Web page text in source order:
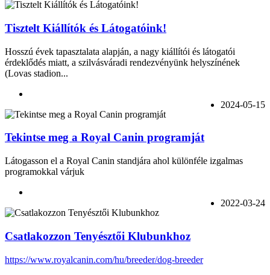
Tisztelt Kiállítók és Látogatóink!
Hosszú évek tapasztalata alapján, a nagy kiállítói és látogatói
érdeklődés miatt, a szilvásváradi rendezvényünk helyszínének
(Lovas stadion...
2024-05-15
Tekintse meg a Royal Canin programját
Látogasson el a Royal Canin standjára ahol különféle izgalmas
programokkal várjuk
2022-03-24
Csatlakozzon Tenyésztői Klubunkhoz
https://www.royalcanin.com/hu/breeder/dog-breeder